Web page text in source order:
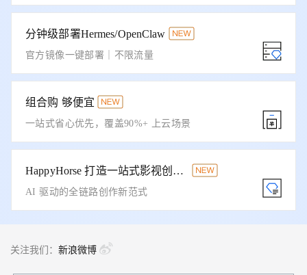
分钟级部署Hermes/OpenClaw
官方镜像一键部署｜不限流量
组合购 够便宜
一站式省心优先，覆盖90%+ 上云场景
HappyHorse 打造一站式影视创作平台
AI 驱动的全链路创作新范式
关注我们： 新浪微博